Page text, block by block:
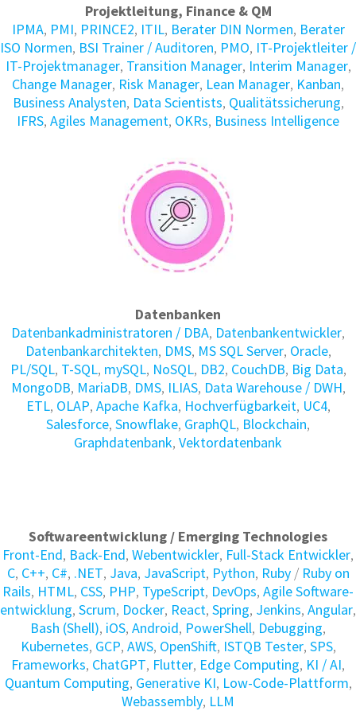
Projektleitung, Finance & QM
IPMA, PMI, PRINCE2, ITIL, Berater DIN Normen, Berater
ISO Normen, BSI Trainer / Auditoren, PMO, IT-Projektleiter /
IT-Projektmanager, Transition Manager, Interim Manager,
Change Manager, Risk Manager, Lean Manager, Kanban,
Business Analysten, Data Scientists, Qualitätssicherung,
IFRS, Agiles Management, OKRs, Business Intelligence
Datenbanken
Daten­bank­administratoren / DBA, Daten­bank­entwickler,
Daten­bank­architekten, DMS, MS SQL Server, Oracle,
PL/SQL, T-SQL, mySQL, NoSQL, DB2, CouchDB, Big Data,
MongoDB, MariaDB, DMS, ILIAS, Data Warehouse / DWH,
ETL, OLAP, Apache Kafka, Hochverfügbarkeit, UC4,
Salesforce, Snowflake, GraphQL, Blockchain,
Graphdatenbank, Vektordatenbank
Softwareentwicklung / Emerging Technologies
Front-End, Back-End, Webentwickler, Full-Stack Entwickler,
C, C++, C#, .NET, Java, JavaScript, Python, Ruby/ Ruby on
Rails, HTML, CSS, PHP, TypeScript, DevOps, Agile Soft­ware­
ent­wick­lung, Scrum, Docker, React, Spring, Jenkins, Angular,
Bash (Shell), iOS, Android, PowerShell, Debugging,
Kubernetes, GCP, AWS, OpenShift, ISTQB Tester, SPS,
Frameworks, ChatGPT, Flutter, Edge Computing, KI / AI,
Quantum Computing, Generative KI, Low-Code-Plattform,
Webassembly, LLM